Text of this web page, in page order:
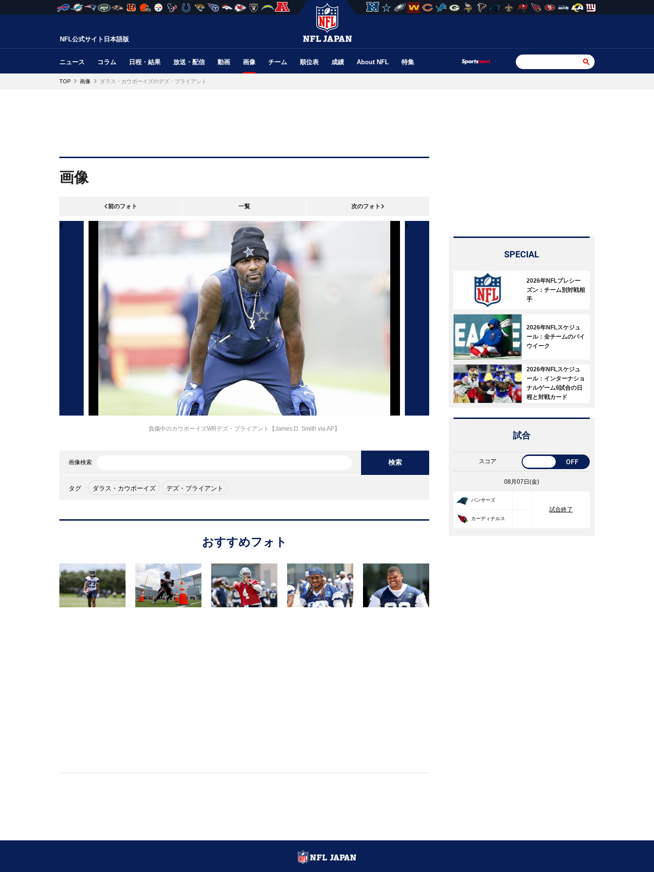
NFL公式サイト日本語版
ニュース コラム 日程・結果 放送・配信 動画 画像 チーム 順位表 成績 About NFL 特集
TOP 画像 ダラス・カウボーイズのデズ・ブライアント
画像
前のフォト 一覧 次のフォト
負傷中のカウボーイズWRデズ・ブライアント【James D. Smith via AP】
画像検索 検索
タグ ダラス・カウボーイズ デズ・ブライアント
おすすめフォト
SPECIAL
2026年NFLプレシー
ズン：チーム別対戦相
手
2026年NFLスケジュ
ール：全チームのバイ
ウイーク
2026年NFLスケジュ
ール：インターナショ
ナルゲーム9試合の日
程と対戦カード
試合
スコア OFF
08月07日(金)
パンサーズ
試合終了
カーディナルス